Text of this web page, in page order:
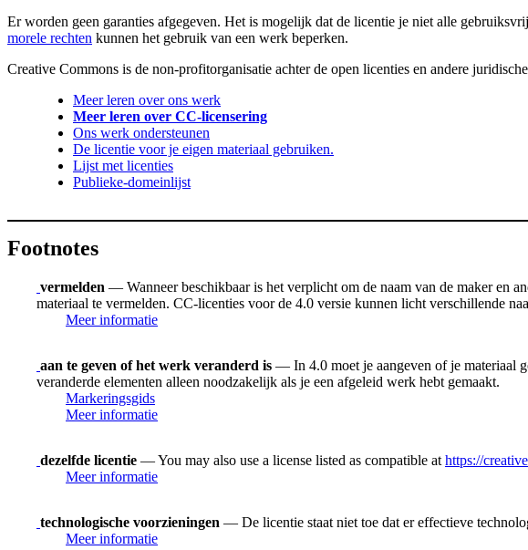
Er worden geen garanties afgegeven. Het is mogelijk dat de licentie je niet alle
morele rechten kunnen het gebruik van een werk beperken.
Creative Commons is de non-profitorganisatie achter de open licenties en andere
Meer leren over ons werk
Meer leren over CC-licensering
Ons werk ondersteunen
De licentie voor je eigen materiaal gebruiken.
Lijst met licenties
Publieke-domeinlijst
Footnotes
vermelden — Wanneer beschikbaar is het verplicht om de naam van de maker en
materiaal te vermelden. CC-licenties voor de 4.0 versie kunnen licht verschillende
Meer informatie
aan te geven of het werk veranderd is — In 4.0 moet je aangeven of je materiaal
veranderde elementen alleen noodzakelijk als je een afgeleid werk hebt gemaakt.
Markeringsgids
Meer informatie
dezelfde licentie — You may also use a license listed as compatible at https://
Meer informatie
technologische voorzieningen — De licentie staat niet toe dat er effectieve
Meer informatie